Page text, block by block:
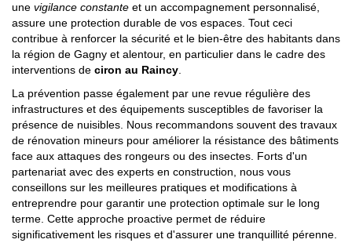
une vigilance constante et un accompagnement personnalisé,
assure une protection durable de vos espaces. Tout ceci
contribue à renforcer la sécurité et le bien-être des habitants dans
la région de Gagny et alentour, en particulier dans le cadre des
interventions de ciron au Raincy.
La prévention passe également par une revue régulière des
infrastructures et des équipements susceptibles de favoriser la
présence de nuisibles. Nous recommandons souvent des travaux
de rénovation mineurs pour améliorer la résistance des bâtiments
face aux attaques des rongeurs ou des insectes. Forts d'un
partenariat avec des experts en construction, nous vous
conseillons sur les meilleures pratiques et modifications à
entreprendre pour garantir une protection optimale sur le long
terme. Cette approche proactive permet de réduire
significativement les risques et d'assurer une tranquillité pérenne.